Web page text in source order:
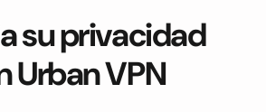
su privacidad
Urban VPN